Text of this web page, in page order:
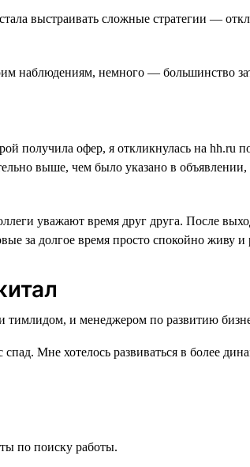
выстраивать сложные стратегии —
наблюдениям, немного — большинство
получила офер, я откликнулась на hh.ru
выше, чем было указано в объявлении,
уважают время друг друга. После
за долгое время просто спокойно живу и
Мне хотелось развиваться в более
по поиску работы.